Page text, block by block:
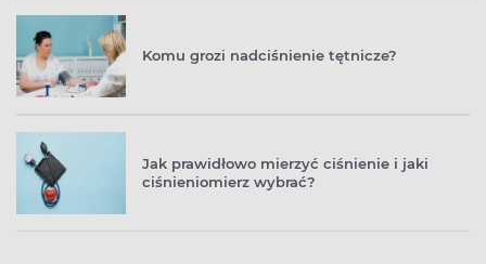
Komu grozi nadciśnienie tętnicze?
Jak prawidłowo mierzyć ciśnienie i jaki
ciśnieniomierz wybrać?